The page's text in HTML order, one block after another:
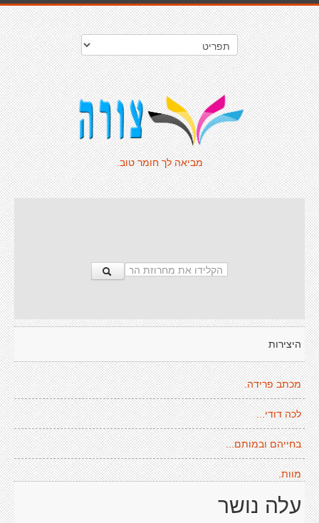
מביאה לך חומר טוב.
היצירות
מכתב פרידה.
לכה דודי...
בחייהם ובמותם...
מוות.
עלה נושר